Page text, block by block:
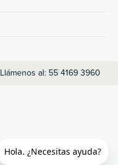
al: 55 4169 3960